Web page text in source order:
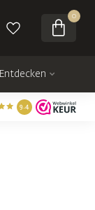
0
Entdecken
9.4